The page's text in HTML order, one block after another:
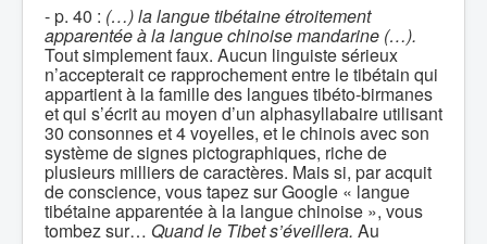
- p. 40 : (…) la langue tibétaine étroitement
apparentée à la langue chinoise mandarine (…).
Tout simplement faux. Aucun linguiste sérieux
n’accepterait ce rapprochement entre le tibétain qui
appartient à la famille des langues tibéto-birmanes
et qui s’écrit au moyen d’un alphasyllabaire utilisant
30 consonnes et 4 voyelles, et le chinois avec son
système de signes pictographiques, riche de
plusieurs milliers de caractères. Mais si, par acquit
de conscience, vous tapez sur Google « langue
tibétaine apparentée à la langue chinoise », vous
tombez sur… Quand le Tibet s’éveillera. Au